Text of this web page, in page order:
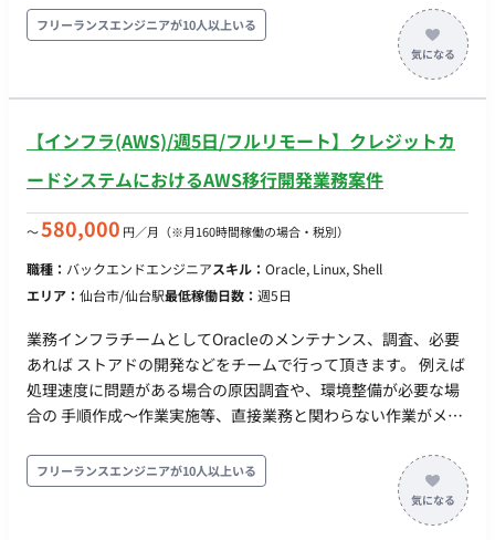
ロジェクトメンバーと会話の上、決めていきます。 ■精算：140
～180h（上下割） ■募集人数：複数名 ■開始日：即日OR8月～
■作業時間：10:00～19:00 ■稼働形態：フルリモート（地方在住
検討可）
フリーランスエンジニアが10人以上いる
【インフラ(AWS)/週5日/フルリモート】クレジットカ
ードシステムにおけるAWS移行開発業務案件
〜580,000 円／月 （※月160時間稼働の場合・税別）
職種： バックエンドエンジニアスキル： Oracle, Linux, Shell
エリア： 仙台市/仙台駅最低稼働日数： 週5日
業務インフラチームとしてOracleのメンテナンス、調査、必要
あれば ストアドの開発などをチームで行って頂きます。 例えば
処理速度に問題がある場合の原因調査や、環境整備が必要な場
合の 手順作成〜作業実施等、直接業務と関わらない作業がメイ
ります ▼開発環境 Windows（クライアント、サーバとも）
Linux ▼担当工程 ・要件定義 ・基本設計 ・詳細設計 ・開発 ・
フリーランスエンジニアが10人以上いる